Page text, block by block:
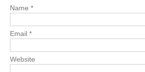
Name *
Email *
Website